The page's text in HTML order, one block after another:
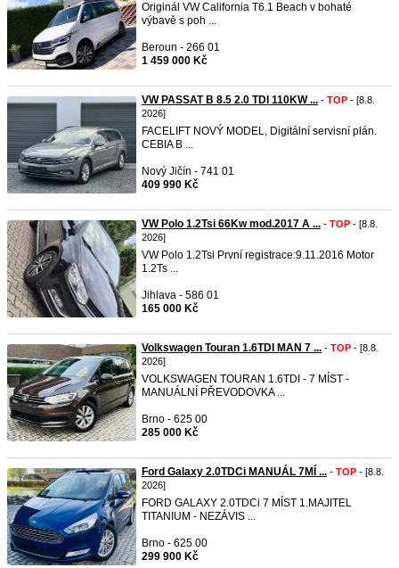
Originál VW California T6.1 Beach v bohaté
výbavě s poh ...
Beroun - 266 01
1 459 000 Kč
VW PASSAT B 8.5 2.0 TDI 110KW ... - TOP - [8.8.
2026]
FACELIFT NOVÝ MODEL, Digitální servisní plán.
CEBIA B ...
Nový Jičín - 741 01
409 990 Kč
VW Polo 1.2Tsi 66Kw mod.2017 A ... - TOP - [8.8.
2026]
VW Polo 1.2Tsi První registrace:9.11.2016 Motor
1.2Ts ...
Jihlava - 586 01
165 000 Kč
Volkswagen Touran 1.6TDI MAN 7 ... - TOP - [8.8.
2026]
VOLKSWAGEN TOURAN 1.6TDI - 7 MÍST -
MANUÁLNÍ PŘEVODOVKA ...
Brno - 625 00
285 000 Kč
Ford Galaxy 2.0TDCi MANUÁL 7MÍ ... - TOP - [8.8.
2026]
FORD GALAXY 2.0TDCi 7 MÍST 1.MAJITEL
TITANIUM - NEZÁVIS ...
Brno - 625 00
299 900 Kč